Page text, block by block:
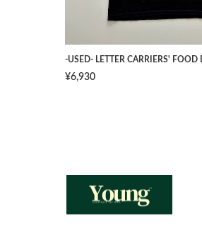
-USED- LETTER CARRIERS' FOOD
¥6,930